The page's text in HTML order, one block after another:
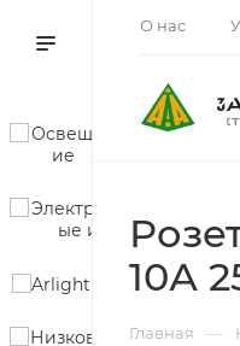
О нас
10А
Главная —